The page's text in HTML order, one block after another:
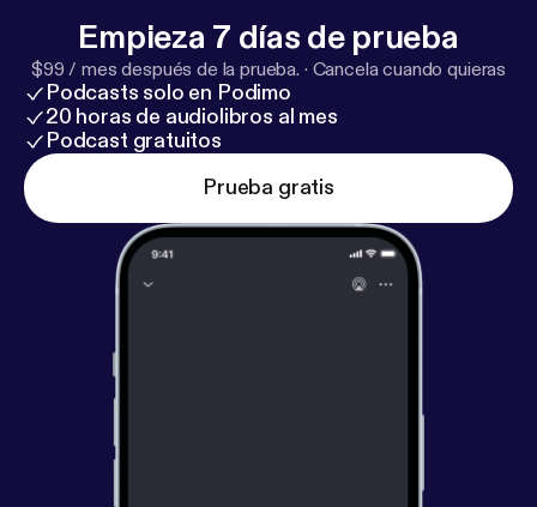
hjemmesiden:https://www.carinavestergaard.com
https://www.carinavestergaard.com] Spiritualitet
handler ikke om at ”nå i mål” – men om at turde være
ægte hele vejen.
Empieza 7 días de prueba
$99 / mes después de la prueba. · Cancela cuando quieras
Podcasts solo en Podimo
20 horas de audiolibros al mes
Podcast gratuitos
Prueba gratis